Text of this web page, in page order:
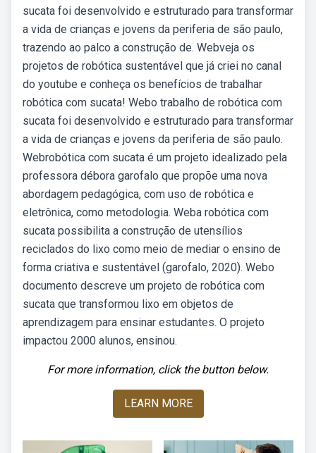
sucata foi desenvolvido e estruturado para transformar
a vida de crianças e jovens da periferia de são paulo,
trazendo ao palco a construção de. Webveja os
projetos de robótica sustentável que já criei no canal
do youtube e conheça os benefícios de trabalhar
robótica com sucata! Webo trabalho de robótica com
sucata foi desenvolvido e estruturado para transformar
a vida de crianças e jovens da periferia de são paulo.
Webrobótica com sucata é um projeto idealizado pela
professora débora garofalo que propõe uma nova
abordagem pedagógica, com uso de robótica e
eletrônica, como metodologia. Weba robótica com
sucata possibilita a construção de utensílios
reciclados do lixo como meio de mediar o ensino de
forma criativa e sustentável (garofalo, 2020). Webo
documento descreve um projeto de robótica com
sucata que transformou lixo em objetos de
aprendizagem para ensinar estudantes. O projeto
impactou 2000 alunos, ensinou.
For more information, click the button below.
LEARN MORE